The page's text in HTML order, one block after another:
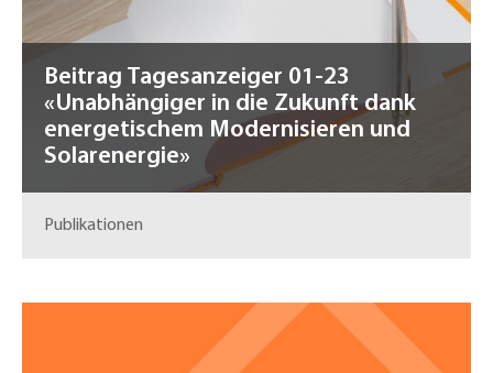
Beitrag Tagesanzeiger 01-23
«Unabhängiger in die Zukunft dank
energetischem Modernisieren und
Solarenergie»
Publikationen